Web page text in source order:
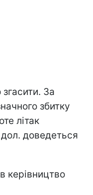
За
збитку
літак
доведеться
керівництво